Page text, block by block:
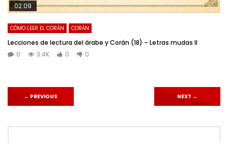
02:09
CÓMO LEER EL CORÁN CORÁN
Lecciones de lectura del árabe y Corán (18) – Letras mudas II
0
3.4K 0 0
← PREVIOUS NEXT →